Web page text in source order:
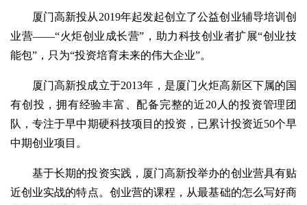
厦门高新投从2019年起发起创立了公益创业辅导培训创
业营——“火炬创业成长营”，助力科技创业者扩展“创业技
能包”，只为“投资培育未来的伟大企业”。
厦门高新投成立于2013年，是厦门火炬高新区下属的国
有创投，拥有经验丰富、配备完整的近20人的投资管理团
队，专注于早中期硬科技项目的投资，已累计投资近50个早
中期创业项目。
基于长期的投资实践，厦门高新投举办的创业营具有贴
近创业实战的特点。创业营的课程，从最基础的怎么写好商